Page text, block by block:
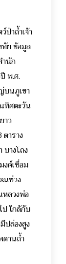
ป่าถ้ำเจ้า
ทัย ข้อมูล
ำนัก
พ.ศ.
บนภูเขา
ทิศตะวัน
าว
าราง
บางโถง
งค์เชื่อม
ณช่วง
หลวงพ่อ
ใกล้กับ
ปล่องสูง
ดานถ้ำ